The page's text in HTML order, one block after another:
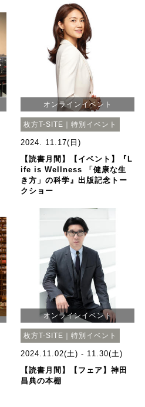
オンラインイベント
枚方T-SITE｜特別イベント
2024. 11.17(日)
【読書月間】【イベント】『L
ife is Wellness 「健康な生
き方」の科学』出版記念トー
クショー
オンラインイベント
枚方T-SITE｜特別イベント
2024.11.02(土) - 11.30(土)
【読書月間】【フェア】神田
昌典の本棚